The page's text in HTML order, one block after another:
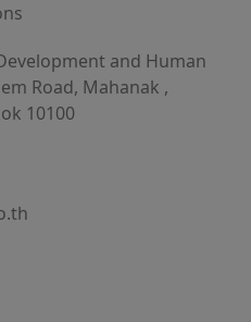
and Human
Road, Mahanak ,
10100